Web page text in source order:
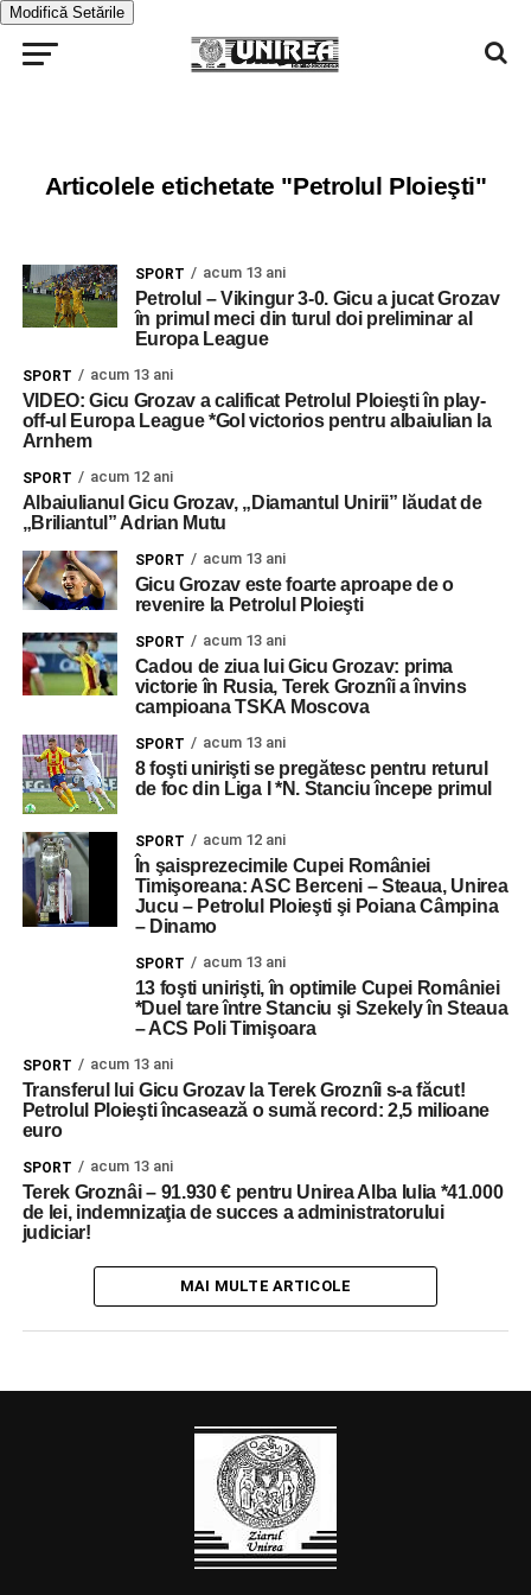
Modifică Setările
Articolele etichetate "Petrolul Ploieşti"
SPORT acum 13 ani
Petrolul – Vikingur 3-0. Gicu a jucat Grozav
în primul meci din turul doi preliminar al
Europa League
SPORT acum 13 ani
VIDEO: Gicu Grozav a calificat Petrolul Ploieşti în play-
off-ul Europa League *Gol victorios pentru albaiulian la
Arnhem
SPORT acum 12 ani
Albaiulianul Gicu Grozav, „Diamantul Unirii” lăudat de
„Briliantul” Adrian Mutu
SPORT acum 13 ani
Gicu Grozav este foarte aproape de o
revenire la Petrolul Ploieşti
SPORT acum 13 ani
Cadou de ziua lui Gicu Grozav: prima
victorie în Rusia, Terek Groznîi a învins
campioana TSKA Moscova
SPORT acum 13 ani
8 foşti unirişti se pregătesc pentru returul
de foc din Liga I *N. Stanciu începe primul
SPORT acum 12 ani
În şaisprezecimile Cupei României
Timişoreana: ASC Berceni – Steaua, Unirea
Jucu – Petrolul Ploieşti şi Poiana Câmpina
– Dinamo
SPORT acum 13 ani
13 foşti unirişti, în optimile Cupei României
*Duel tare între Stanciu şi Szekely în Steaua
– ACS Poli Timişoara
SPORT acum 13 ani
Transferul lui Gicu Grozav la Terek Groznîi s-a făcut!
Petrolul Ploieşti încasează o sumă record: 2,5 milioane
euro
SPORT acum 13 ani
Terek Groznâi – 91.930 € pentru Unirea Alba Iulia *41.000
de lei, indemnizaţia de succes a administratorului
judiciar!
MAI MULTE ARTICOLE